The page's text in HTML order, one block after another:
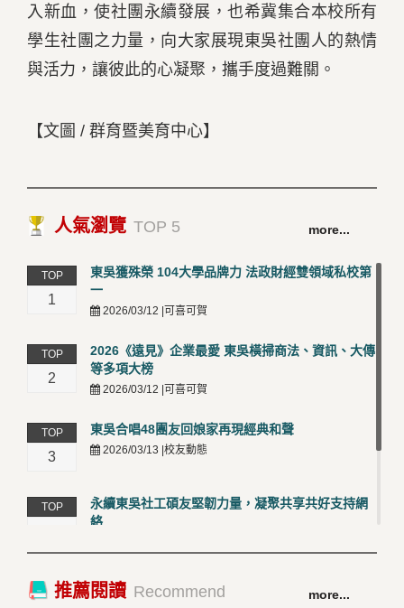
入新血，使社團永續發展，也希冀集合本校所有
學生社團之力量，向大家展現東吳社團人的熱情
與活力，讓彼此的心凝聚，攜手度過難關。
【文圖 / 群育暨美育中心】
人氣瀏覽 TOP 5 more...
TOP
1
東吳獲殊榮 104大學品牌力 法政財經雙領域私校第
一
2026/03/12 |可喜可賀
TOP
2
2026《遠見》企業最愛 東吳橫掃商法、資訊、大傳
等多項大榜
2026/03/12 |可喜可賀
TOP
3
東吳合唱48團友回娘家再現經典和聲
2026/03/13 |校友動態
TOP
永續東吳社工碩友堅韌力量，凝聚共享共好支持網
絡
TOP
卓越永續校園 東吳大學連奪 ISO 14001、45001 及
50001三大國際驗證殊榮
推薦閱讀 Recommend more...